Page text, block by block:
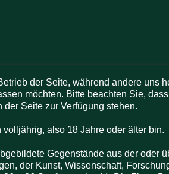
der Seite, während andere uns
möchten. Bitte beachten Sie,
der Seite zur Verfügung stehen.
volljährig, also 18 Jahre oder älter bin.
Gegenstände aus der oder
der Kunst, Wissenschaft,